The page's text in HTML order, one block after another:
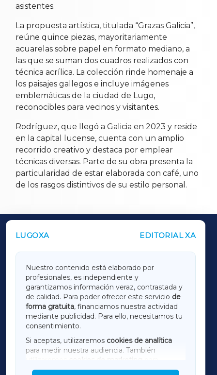
asistentes.
La propuesta artística, titulada “Grazas Galicia”,
reúne quince piezas, mayoritariamente
acuarelas sobre papel en formato mediano, a
las que se suman dos cuadros realizados con
técnica acrílica. La colección rinde homenaje a
los paisajes gallegos e incluye imágenes
emblemáticas de la ciudad de Lugo,
reconocibles para vecinos y visitantes.
Rodríguez, que llegó a Galicia en 2023 y reside
en la capital lucense, cuenta con un amplio
recorrido creativo y destaca por emplear
técnicas diversas. Parte de su obra presenta la
particularidad de estar elaborada con café, uno
de los rasgos distintivos de su estilo personal.
LUGOXA EDITORIAL XA
Nuestro contenido está elaborado por
profesionales, es independiente y
garantizamos información veraz, contrastada y
de calidad. Para poder ofrecer este servicio de
forma gratuita, financiamos nuestra actividad
mediante publicidad. Para ello, necesitamos tu
consentimiento.
Si aceptas, utilizaremos cookies de analítica
para medir nuestra audiencia. También
utilizaremos
cookies de marketing
mostrar publicidad de terceros.
OUTROS PERIÓDICOS
LUGOXA
TERRACHAXA
AMARIÑAXA